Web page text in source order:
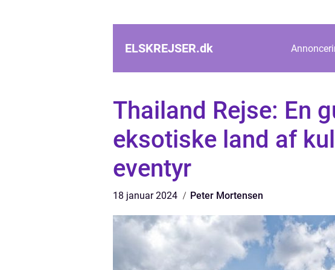
ELSKREJSER.dk
Thailand Rejse: En
eksotiske land af
eventyr
18 januar 2024 Peter Mortensen